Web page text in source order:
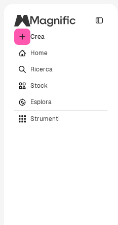
Crea
Home
Ricerca
Stock
Esplora
Strumenti